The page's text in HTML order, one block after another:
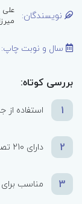
نویسندگان: علی
سال و نوبت چاپ:
بررسی کوتاه:
1
استفاده
2 دارای 210 تصویر رنگی آموزشی و نمودار و الگوریتم مفهومی
3 مناسب